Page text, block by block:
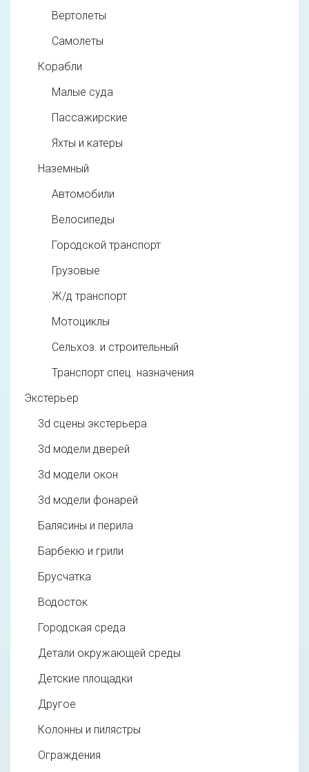
Вертолеты
Самолеты
Корабли
Малые суда
Пассажирские
Яхты и катеры
Наземный
Автомобили
Велосипеды
Городской транспорт
Грузовые
Ж/д транспорт
Мотоциклы
Сельхоз. и строительный
Транспорт спец. назначения
Экстерьер
3d cцены экстерьера
3d модели дверей
3d модели окон
3d модели фонарей
Балясины и перила
Барбекю и грили
Брусчатка
Водосток
Городская среда
Детали окружающей среды
Детские площадки
Другое
Колонны и пилястры
Ограждения